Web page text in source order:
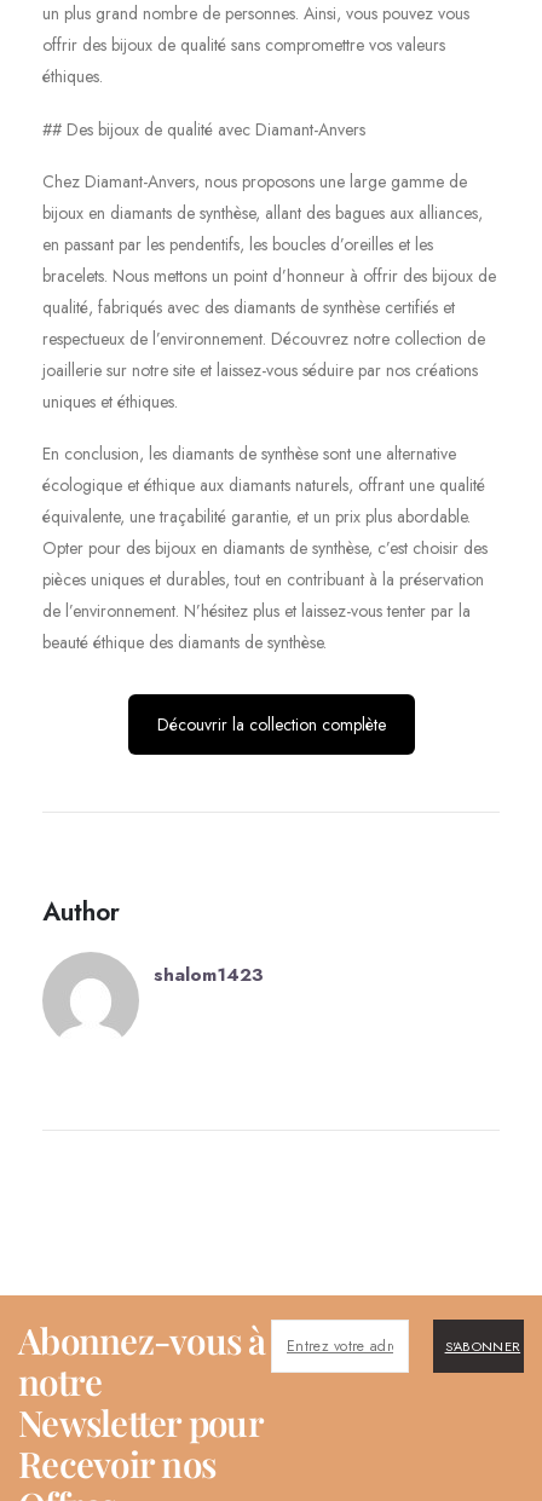
un plus grand nombre de personnes. Ainsi, vous pouvez vous
offrir des bijoux de qualité sans compromettre vos valeurs
éthiques.
## Des bijoux de qualité avec Diamant-Anvers
Chez Diamant-Anvers, nous proposons une large gamme de
bijoux en diamants de synthèse, allant des bagues aux alliances,
en passant par les pendentifs, les boucles d’oreilles et les
bracelets. Nous mettons un point d’honneur à offrir des bijoux de
qualité, fabriqués avec des diamants de synthèse certifiés et
respectueux de l’environnement. Découvrez notre collection de
joaillerie sur notre site et laissez-vous séduire par nos créations
uniques et éthiques.
En conclusion, les diamants de synthèse sont une alternative
écologique et éthique aux diamants naturels, offrant une qualité
équivalente, une traçabilité garantie, et un prix plus abordable.
Opter pour des bijoux en diamants de synthèse, c’est choisir des
pièces uniques et durables, tout en contribuant à la préservation
de l’environnement. N’hésitez plus et laissez-vous tenter par la
beauté éthique des diamants de synthèse.
Découvrir la collection complète
Author
shalom1423
Abonnez-vous à
notre
Newsletter pour
Recevoir nos
S'ABONNER